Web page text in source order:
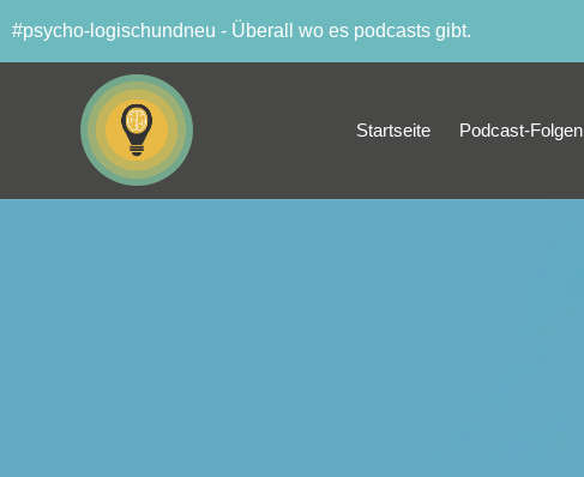
#psycho-logischundneu - Überall wo es podcasts gibt.
Startseite Podcast-Folgen